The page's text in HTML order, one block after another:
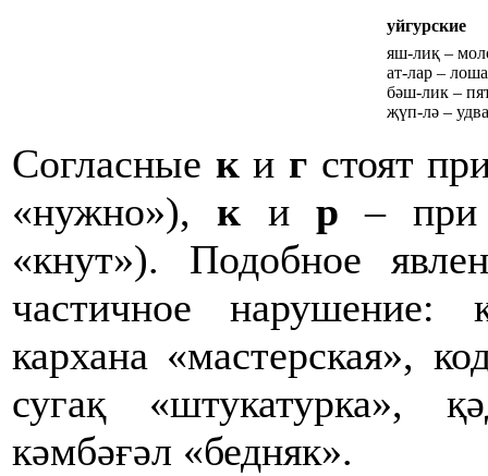
уйгурские
яш-лиқ –
ат-лар –
бәш-лик –
җүп-лә –
Согласные ки г стоят
«нужно»),к ир – при
«кнут»). Подобное
частичное нарушение:
кархана «мастерская»,
сугақ «штукатурка»,
кәмбәғәл «бедняк».